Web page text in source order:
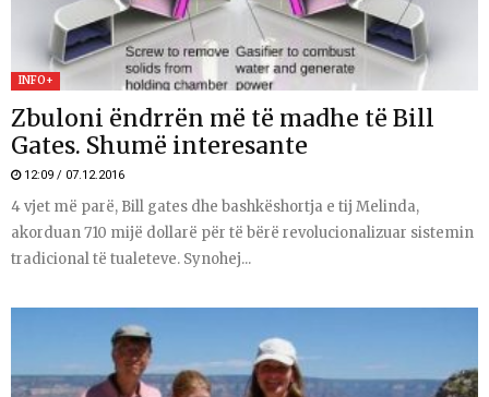
INFO+
Zbuloni ëndrrën më të madhe të Bill
Gates. Shumë interesante
12:09 / 07.12.2016
4 vjet më parë, Bill gates dhe bashkëshortja e tij Melinda,
akorduan 710 mijë dollarë për të bërë revolucionalizuar sistemin
tradicional të tualeteve. Synohej...